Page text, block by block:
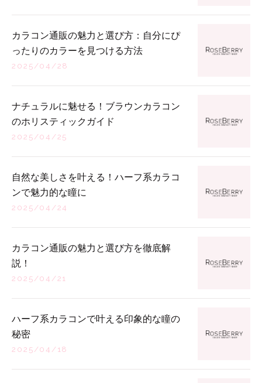
カラコン通販の魅力と選び方：自分にぴ
ったりのカラーを見つける方法
2025/04/28
ナチュラルに魅せる！ブラウンカラコン
のホリスティックガイド
2025/04/25
自然な美しさを叶える！ハーフ系カラコ
ンで魅力的な瞳に
2025/04/24
カラコン通販の魅力と選び方を徹底解
説！
2025/04/21
ハーフ系カラコンで叶える印象的な瞳の
秘密
2025/04/18